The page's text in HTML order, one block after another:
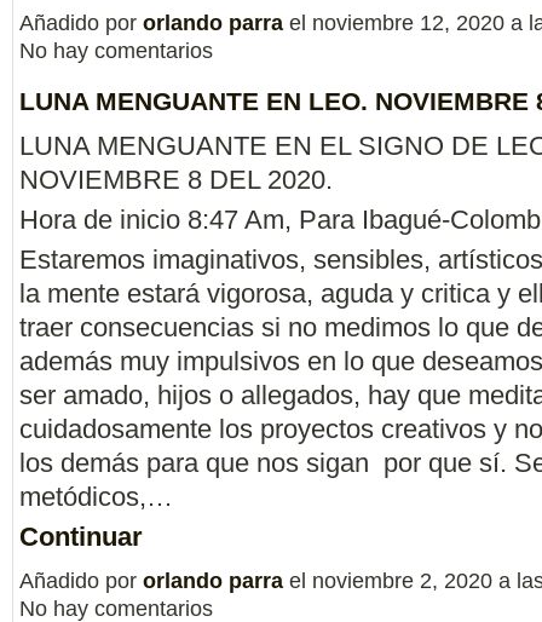
Añadido por orlando parra el noviembre 12, 2020 a
No hay comentarios
LUNA MENGUANTE EN LEO. NOVIEMBRE
LUNA MENGUANTE EN EL SIGNO DE
NOVIEMBRE 8 DEL 2020.
Hora de inicio 8:47 Am, Para Ibagué-
Estaremos imaginativos, sensibles,
la mente estará vigorosa, aguda y critica y
traer consecuencias si no medimos lo que
además muy impulsivos en lo que
ser amado, hijos o allegados, hay que
cuidadosamente los proyectos creativos y
los demás para que nos sigan por que sí.
metódicos,…
Continuar
Añadido por orlando parra el noviembre 2, 2020 a
No hay comentarios